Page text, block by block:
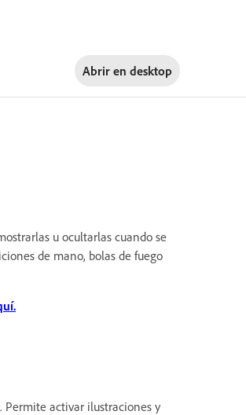
Abrir en desktop
u ocultarlas cuando se
de mano, bolas de fuego
Permite activar ilustraciones y